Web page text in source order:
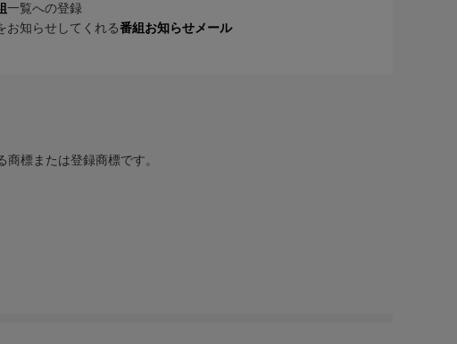
一覧への登録
お知らせしてくれる番組お知らせメール
標または登録商標です。